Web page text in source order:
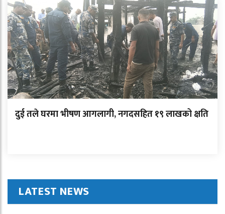
दुई तले घरमा भीषण आगलागी, नगदसहित १९ लाखको क्षति
LATEST NEWS